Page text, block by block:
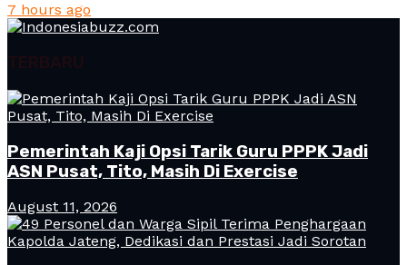
7 hours ago
TERBARU
Pemerintah Kaji Opsi Tarik Guru PPPK Jadi
ASN Pusat, Tito, Masih Di Exercise
August 11, 2026